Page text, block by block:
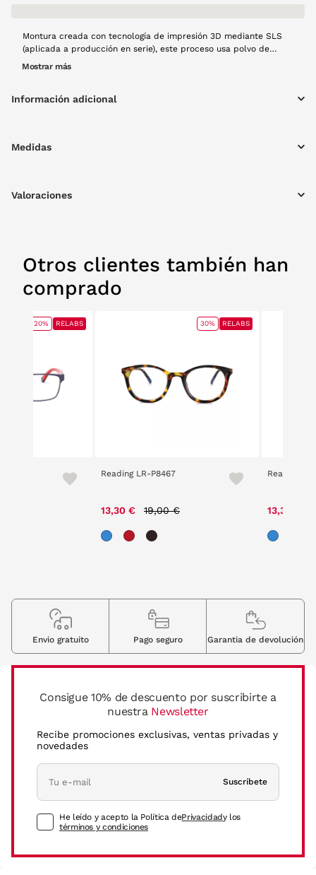
Montura creada con tecnología de impresión 3D mediante SLS
(aplicada a producción en serie), este proceso usa polvo de
Nylon 12, material que aporta resistencia y ligereza al diseño,
rectangular y color berenjena en acabado opaco, forma
Mostrar más
Información adicional
Medidas
Valoraciones
Otros clientes también han
comprado
20% RELABS
Reading LR-P8467
13,30 € 19,00 €
30% RELABS
Reading
13,30 €
Consigue 10% de descuento por suscribirte a
nuestra Newsletter
Recibe promociones exclusivas, ventas privadas y
novedades
Suscríbete
He leído y acepto la Política dePrivacidady los
términos y condiciones
Envio gratuito Pago seguro Garantia de devolución